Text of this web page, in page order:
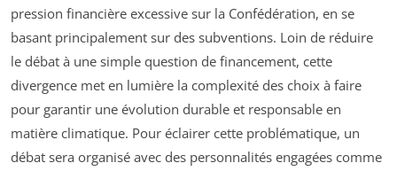
pression financière excessive sur la Confédération, en se
basant principalement sur des subventions. Loin de réduire
le débat à une simple question de financement, cette
divergence met en lumière la complexité des choix à faire
pour garantir une évolution durable et responsable en
matière climatique. Pour éclairer cette problématique, un
débat sera organisé avec des personnalités engagées comme